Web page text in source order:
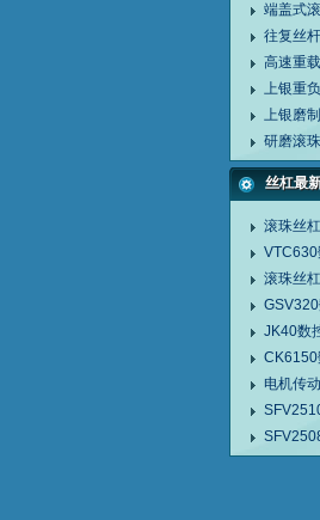
端盖式
往复丝杆
高速重
上银重
上银磨
研磨滚
丝杠最
滚珠丝
VTC630
滚珠丝
GSV320
JK40数
CK6150
电机传